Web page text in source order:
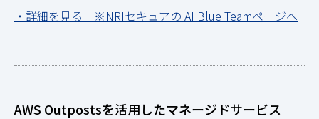
・詳細を見る ※NRIセキュアの AI Blue Teamページへ
AWS Outpostsを活用したマネージドサービス